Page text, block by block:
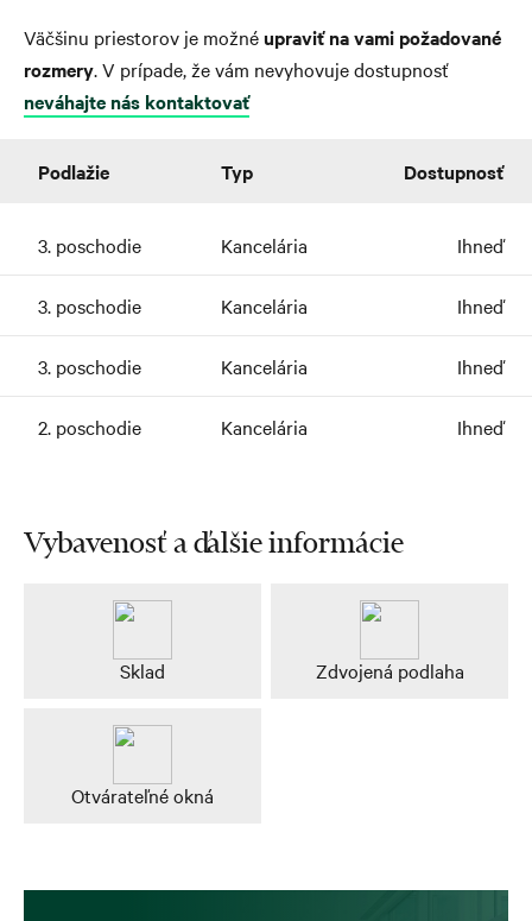
Väčšinu priestorov je možnéupraviť na vami požadované
rozmery. V prípade, že vám nevyhovuje dostupnosť
neváhajte nás kontaktovať
Podlažie Typ Dostupnosť
3. poschodie Kancelária Ihneď
3. poschodie Kancelária Ihneď
3. poschodie Kancelária Ihneď
2. poschodie Kancelária Ihneď
Vybavenosť a ďalšie informácie
Sklad Zdvojená podlaha
Otvárateľné okná